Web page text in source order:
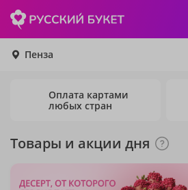
Пенза
Оплата картами
любых стран
Товары и акции дня